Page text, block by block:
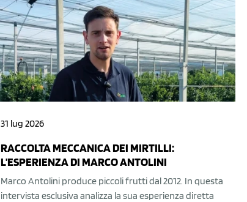
31 lug 2026
RACCOLTA MECCANICA DEI MIRTILLI:
L’ESPERIENZA DI MARCO ANTOLINI
Marco Antolini produce piccoli frutti dal 2012. In questa
intervista esclusiva analizza la sua esperienza diretta